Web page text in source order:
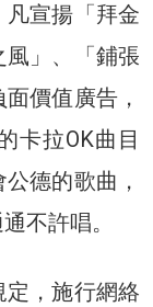
宣揚「拜金
」、「鋪張
價值廣告，
卡拉OK曲目
德的歌曲，
不許唱。
，施行網絡